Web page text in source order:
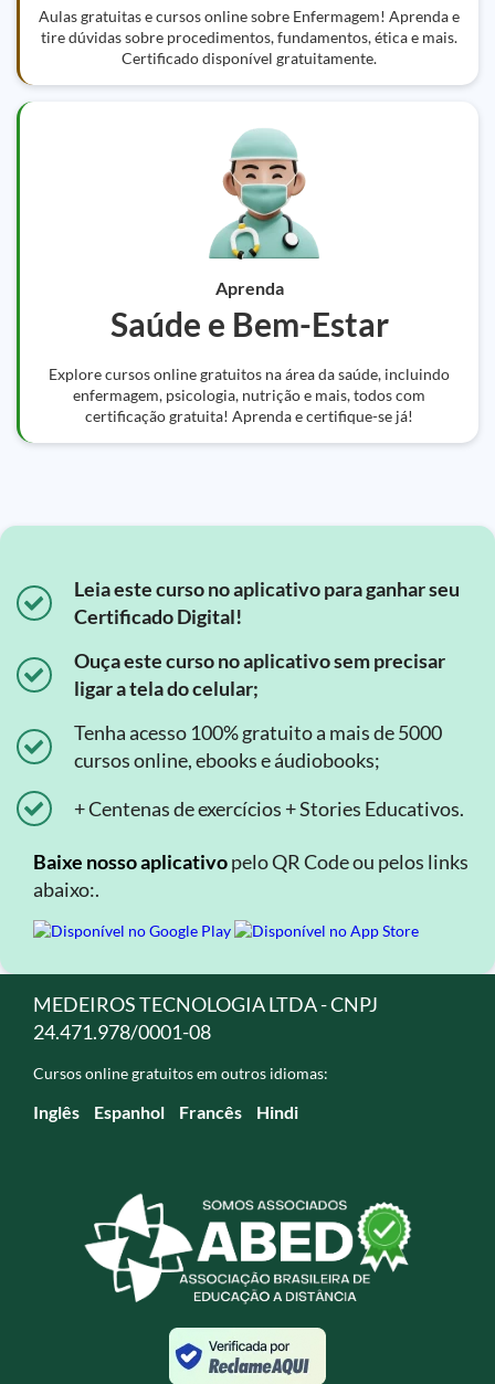
Aulas gratuitas e cursos online sobre Enfermagem! Aprenda e
tire dúvidas sobre procedimentos, fundamentos, ética e mais.
Certificado disponível gratuitamente.
Aprenda
Saúde e Bem-Estar
Explore cursos online gratuitos na área da saúde, incluindo
enfermagem, psicologia, nutrição e mais, todos com
certificação gratuita! Aprenda e certifique-se já!
Leia este curso no aplicativo para ganhar seu
Certificado Digital!
Ouça este curso no aplicativo sem precisar
ligar a tela do celular;
Tenha acesso 100% gratuito a mais de 5000
cursos online, ebooks e áudiobooks;
+ Centenas de exercícios + Stories Educativos.
Baixe nosso aplicativopelo QR Code ou pelos links
abaixo:.
MEDEIROS TECNOLOGIA LTDA - CNPJ
24.471.978/0001-08
Cursos online gratuitos em outros idiomas:
Inglês Espanhol Francês Hindi